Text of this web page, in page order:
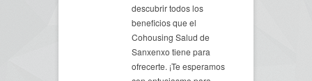
descubrir todos los
beneficios que el
Cohousing Salud de
Sanxenxo tiene para
ofrecerte. ¡Te esperamos